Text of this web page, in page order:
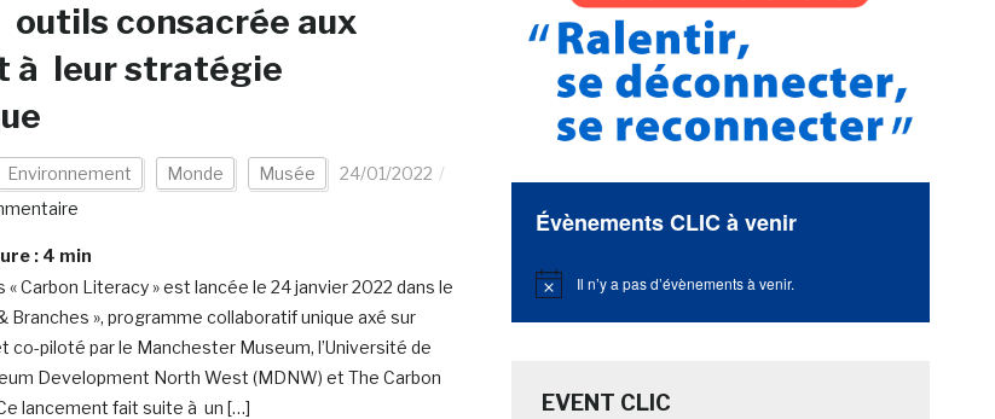
outils consacrée aux
à leur stratégie
Environnement Monde Musée
24/01/2022
: 4 min
Carbon Literacy » est lancée le 24 janvier 2022 dans le
Branches », programme collaboratif unique axé sur
co-piloté par le Manchester Museum, l’Université de
Development North West (MDNW) et The Carbon
lancement fait suite à un […]
Évènements CLIC à venir
Notice Il n’y a pas d’évènements à venir.
EVENT CLIC